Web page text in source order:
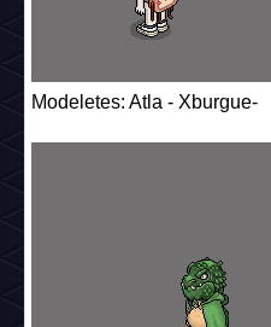
Modeletes: Atla - Xburgue-